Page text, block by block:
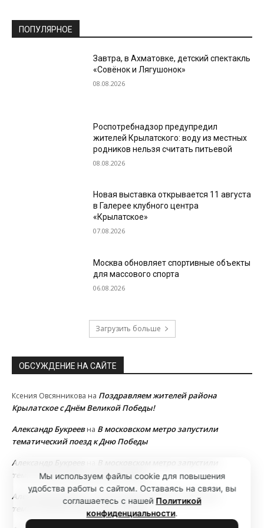
ПОПУЛЯРНОЕ
Завтра, в Ахматовке, детский спектакль
«Совёнок и Лягушонок»
08.08.2026
Роспотребнадзор предупредил
жителей Крылатского: воду из местных
родников нельзя считать питьевой
08.08.2026
Новая выставка открывается 11 августа
в Галерее клубного центра
«Крылатское»
07.08.2026
Москва обновляет спортивные объекты
для массового спорта
06.08.2026
Загрузить больше
ОБСУЖДЕНИЕ НА САЙТЕ
Ксения Овсянникова на Поздравляем жителей района
Крылатское с Днём Великой Победы!
Александр Букреевна В московском метро запустили
тематический поезд к Дню Победы
Александр Букреев
В московском метро запустили
тематический поезд к Дню Победы
Александр Букреев
В московском метро запустили
тематический поезд к Дню Победы
Мы используем файлы cookie для повышения
удобства работы с сайтом. Оставаясь на связи, вы
соглашаетесь с нашей Политикой
конфиденциальности.